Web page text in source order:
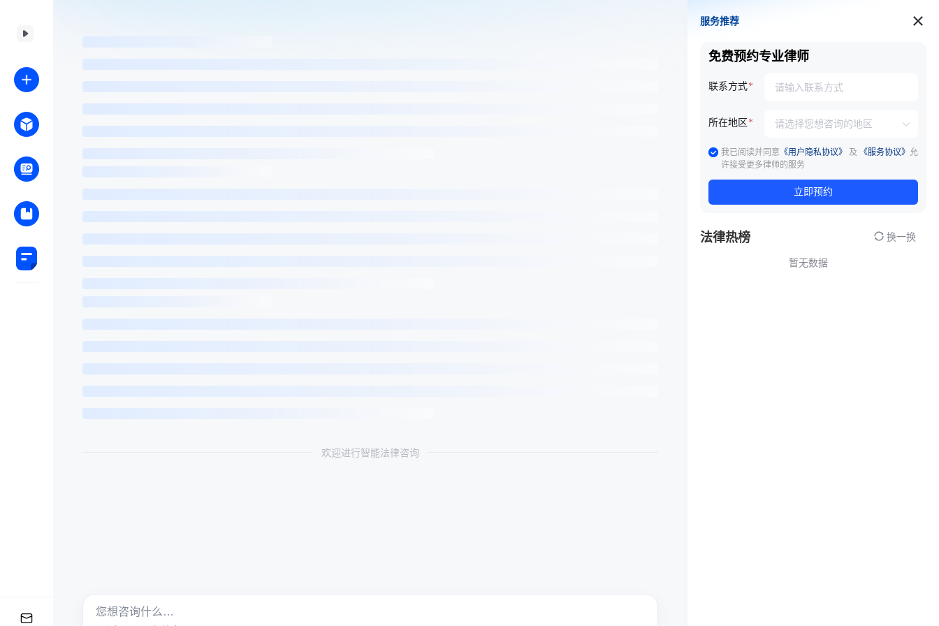
欢迎进行智能法律咨询
服务推荐
服务推荐
免费预约专业律师
联系方式
所在地区
我已阅读并同意 《用户隐私协议》 及 《服务协议》 允
许接受更多律师的服务
立即预约
法律热榜 换一换
暂无数据